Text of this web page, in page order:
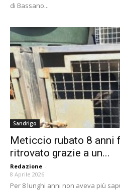
di Bassano...
Sandrigo
Meticcio rubato 8 anni
ritrovato grazie a un...
Redazione -
8 Aprile 2026
Per 8 lunghi anni non aveva più